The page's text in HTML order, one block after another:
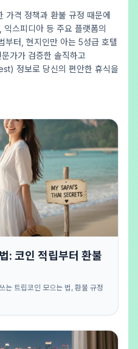
가격 정책과 환불 규정 때문에
스피디아 등 주요 플랫폼의
부터, 현지인만 아는 5성급 호텔
가가 검증한 솔직하고
정보로 당신의 편안한 휴식을
: 코인 적립부터 환불
는 트립코인 모으는 법, 환불 규정